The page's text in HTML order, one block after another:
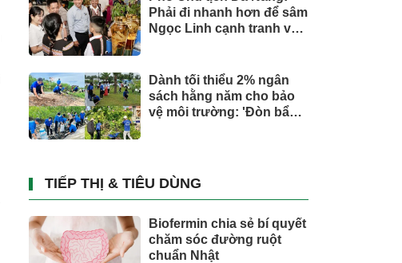
Phải đi nhanh hơn để sâm
Ngọc Linh cạnh tranh với
Dành tối thiểu 2% ngân
sách hằng năm cho bảo
vệ môi trường: 'Đòn bẩy'
TIẾP THỊ & TIÊU DÙNG
Biofermin chia sẻ bí quyết
chăm sóc đường ruột
chuẩn Nhật